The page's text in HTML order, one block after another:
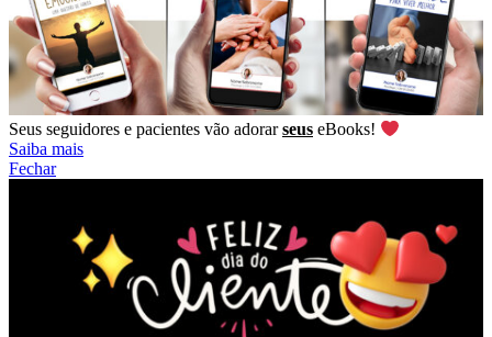
Seus seguidores e pacientes vão adorarseus eBooks!
Saiba mais
Fechar